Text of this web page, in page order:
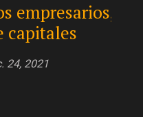
4T y la fuga